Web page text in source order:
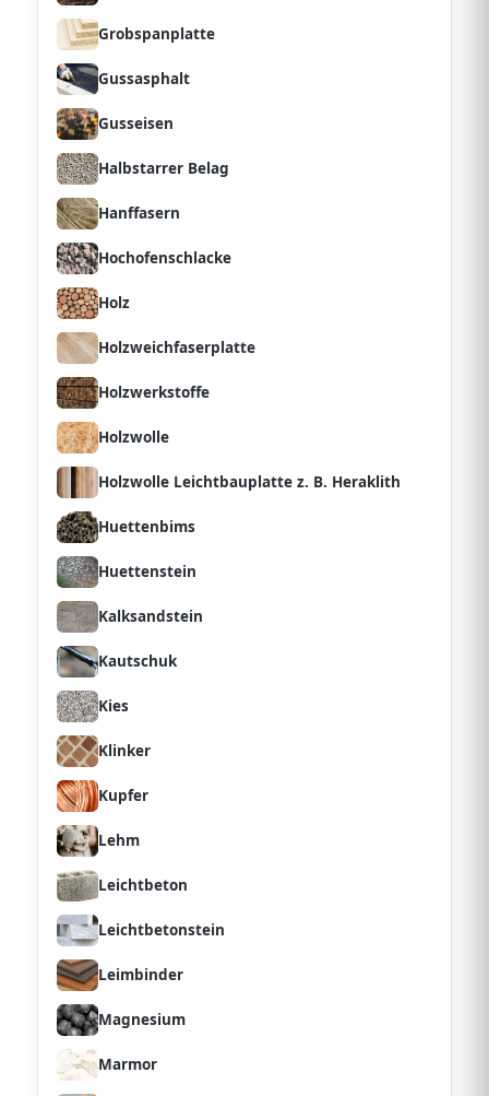
Grobspanplatte
Gussasphalt
Gusseisen
Halbstarrer Belag
Hanffasern
Hochofenschlacke
Holz
Holzweichfaserplatte
Holzwerkstoffe
Holzwolle
Holzwolle Leichtbauplatte z. B. Heraklith
Huettenbims
Huettenstein
Kalksandstein
Kautschuk
Kies
Klinker
Kupfer
Lehm
Leichtbeton
Leichtbetonstein
Leimbinder
Magnesium
Marmor